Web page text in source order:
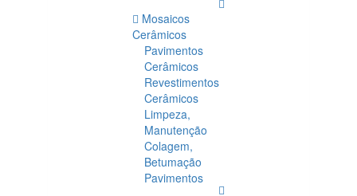
Mosaicos
Cerâmicos
Pavimentos
Cerâmicos
Revestimentos
Cerâmicos
Limpeza,
Manutenção
Colagem,
Betumação
Pavimentos